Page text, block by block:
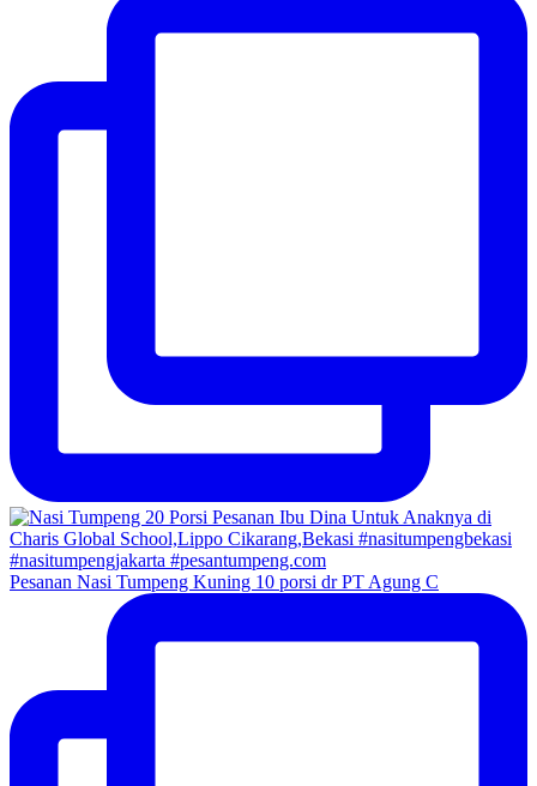
Pesanan Nasi Tumpeng Kuning 10 porsi dr PT Agung C